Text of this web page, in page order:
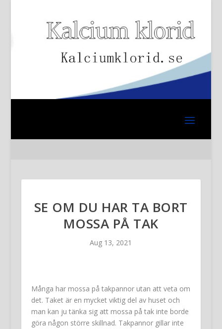
SE OM DU HAR TA BORT
MOSSA PÅ TAK
Aug 13, 2021
Många har mossa på takpannor utan att veta om
det. Taket är en mycket viktig del av huset och
man kan ju tänka sig att mossa på tak inte borde
göra någon större skillnad. Takpannor gillar inte